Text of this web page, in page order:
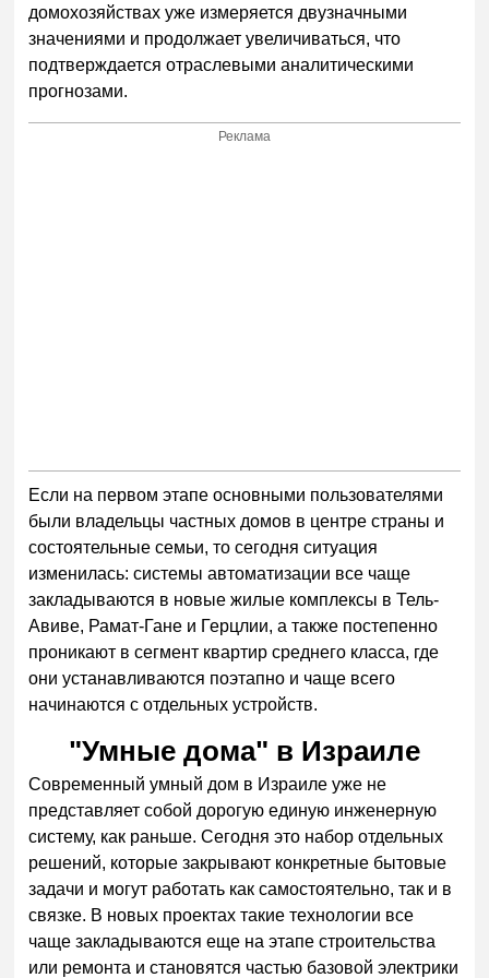
домохозяйствах уже измеряется двузначными
значениями и продолжает увеличиваться, что
подтверждается отраслевыми аналитическими
прогнозами.
Реклама
Если на первом этапе основными пользователями
были владельцы частных домов в центре страны и
состоятельные семьи, то сегодня ситуация
изменилась: системы автоматизации все чаще
закладываются в новые жилые комплексы в Тель-
Авиве, Рамат-Гане и Герцлии, а также постепенно
проникают в сегмент квартир среднего класса, где
они устанавливаются поэтапно и чаще всего
начинаются с отдельных устройств.
"Умные дома" в Израиле
Современный умный дом в Израиле уже не
представляет собой дорогую единую инженерную
систему, как раньше. Сегодня это набор отдельных
решений, которые закрывают конкретные бытовые
задачи и могут работать как самостоятельно, так и в
связке. В новых проектах такие технологии все
чаще закладываются еще на этапе строительства
или ремонта и становятся частью базовой электрики